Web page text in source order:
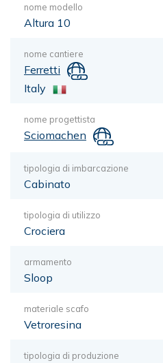
nome modello
Altura 10
nome cantiere
Ferretti
Italy
nome progettista
Sciomachen
tipologia di imbarcazione
Cabinato
tipologia di utilizzo
Crociera
armamento
Sloop
materiale scafo
Vetroresina
tipologia di produzione